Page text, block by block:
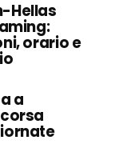
Hellas
orario e
a